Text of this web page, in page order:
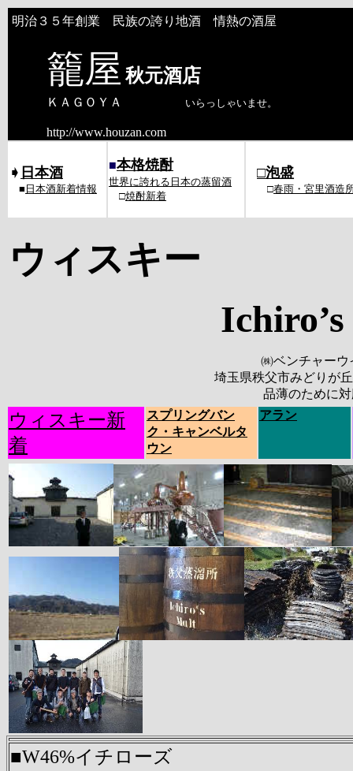
明治３５年創業 民族の誇り地酒 情熱の酒屋
籠屋 秋元酒店
ＫＡＧＯＹＡ いらっしゃいませ。
http://www.houzan.com
➧ 日本酒
■ 日本酒新着情報
■本格焼酎
世界に誇れる日本の蒸留酒
□焼酎新着
□泡盛
□春雨・ 宮里酒造
ウィスキー
㈱ベンチャーウ
埼玉県秩父市みどりが丘
品薄のために
ウィスキー新
着
スプリングバン
ク・キャンベルタ
ウン
アラン
■W46%イチローズ